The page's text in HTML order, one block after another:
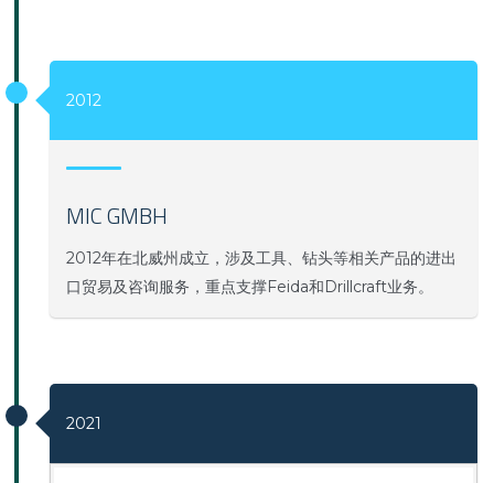
2012
MIC GMBH
2012年在北威州成立，涉及工具、钻头等相关产品的进出
口贸易及咨询服务，重点支撑Feida和Drillcraft业务。
2021